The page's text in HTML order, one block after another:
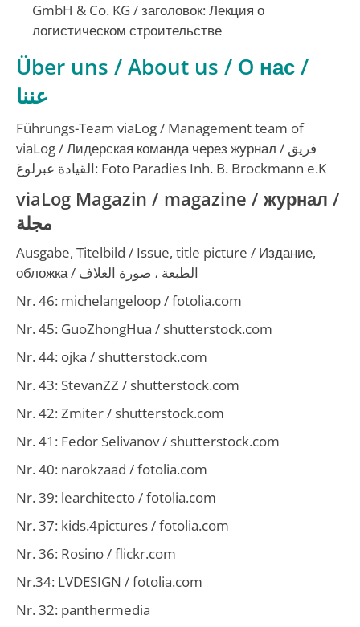
GmbH & Co. KG / заголовок: Лекция о
логистическом строительстве
Über uns / About us / O нас /
عننا
Führungs-Team viaLog / Management team of
viaLog /Лидерская команда через журнал / فريق
القيادة عبرلوغ: Foto Paradies Inh. B. Brockmann e.K
viaLog Magazin / magazine / журнал /
مجلة
Ausgabe, Titelbild / Issue, title picture / Издание,
обложка/ الطبعة ، صورة الغلاف
Nr. 46: michelangeloop / fotolia.com
Nr. 45: GuoZhongHua / shutterstock.com
Nr. 44: ojka / shutterstock.com
Nr. 43: StevanZZ / shutterstock.com
Nr. 42: Zmiter / shutterstock.com
Nr. 41: Fedor Selivanov / shutterstock.com
Nr. 40: narokzaad / fotolia.com
Nr. 39: learchitecto / fotolia.com
Nr. 37: kids.4pictures / fotolia.com
Nr. 36: Rosino / flickr.com
Nr.34: LVDESIGN / fotolia.com
Nr. 32: panthermedia